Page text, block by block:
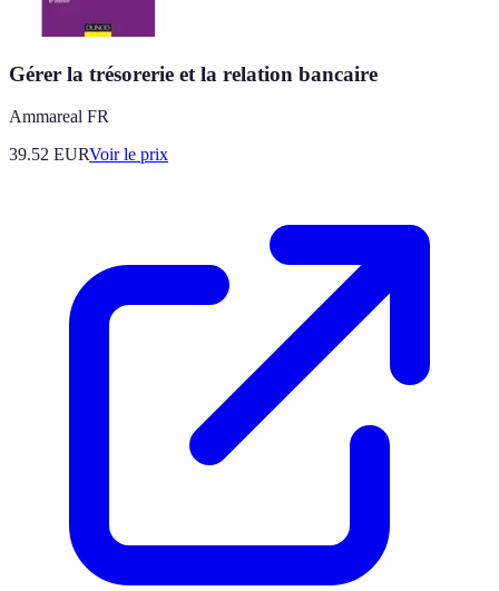
Gérer la trésorerie et la relation bancaire
Ammareal FR
39.52 EURVoir le prix